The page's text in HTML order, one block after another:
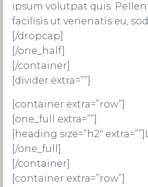
ipsum volutpat quis.
facilisis ut venenatis eu,
[/dropcap]
[/one_half]
[/container]
[divider extra=””]
[container extra=”row”]
[one_full extra=””]
[heading size=”h2″
[/one_full]
[/container]
[container extra=”row”]